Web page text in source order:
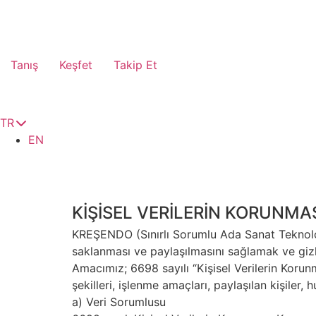
Tanış Keşfet Takip Et
TR
EN
KİŞİSEL VERİLERİN
KREŞENDO (Sınırlı Sorumlu Ada Sanat
saklanması ve paylaşılmasını sağlamak ve
Amacımız; 6698 sayılı “Kişisel Verilerin
şekilleri, işlenme amaçları, paylaşılan kişiler,
a) Veri Sorumlusu